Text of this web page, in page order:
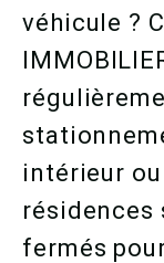
véhicule ?
intérieur
résidences
fermés